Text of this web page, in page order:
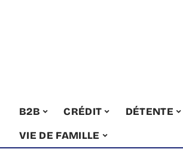
B2B CRÉDIT DÉTENTE
VIE DE FAMILLE